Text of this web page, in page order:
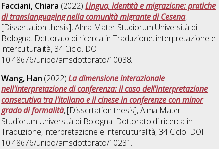
Facciani, Chiara (2022)Lingua, identità e migrazione: pratiche
di translanguaging nella comunità migrante di Cesena,
[Dissertation thesis], Alma Mater Studiorum Università di
Bologna. Dottorato di ricerca inTraduzione, interpretazione e
interculturalità, 34 Ciclo. DOI
10.48676/unibo/amsdottorato/10038.
Wang, Han (2022)La dimensione interazionale
nell'interpretazione di conferenza: il caso dell'interpretazione
consecutiva tra l'italiano e il cinese in conferenze con minor
grado di formalità, [Dissertation thesis], Alma Mater
Studiorum Università di Bologna. Dottorato di ricerca in
Traduzione, interpretazione e interculturalità, 34 Ciclo. DOI
10.48676/unibo/amsdottorato/10231.